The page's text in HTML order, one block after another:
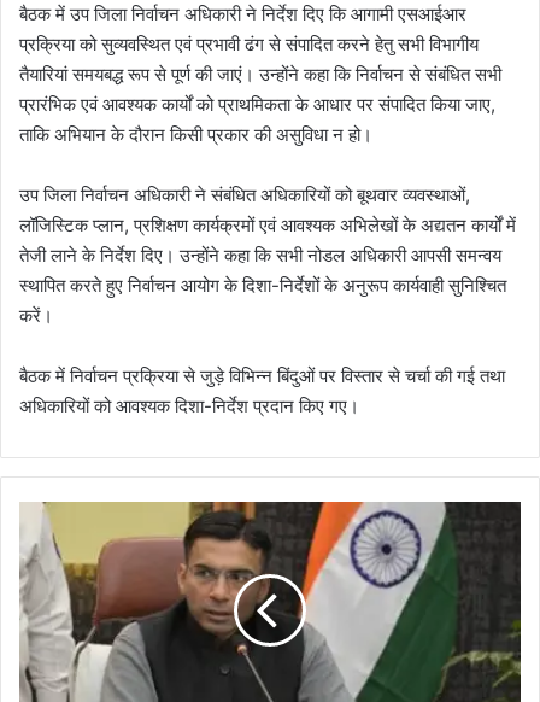
बैठक में उप जिला निर्वाचन अधिकारी ने निर्देश दिए कि आगामी एसआईआर
प्रक्रिया को सुव्यवस्थित एवं प्रभावी ढंग से संपादित करने हेतु सभी विभागीय
तैयारियां समयबद्ध रूप से पूर्ण की जाएं। उन्होंने कहा कि निर्वाचन से संबंधित सभी
प्रारंभिक एवं आवश्यक कार्यों को प्राथमिकता के आधार पर संपादित किया जाए,
ताकि अभियान के दौरान किसी प्रकार की असुविधा न हो।
उप जिला निर्वाचन अधिकारी ने संबंधित अधिकारियों को बूथवार व्यवस्थाओं,
लॉजिस्टिक प्लान, प्रशिक्षण कार्यक्रमों एवं आवश्यक अभिलेखों के अद्यतन कार्यों में
तेजी लाने के निर्देश दिए। उन्होंने कहा कि सभी नोडल अधिकारी आपसी समन्वय
स्थापित करते हुए निर्वाचन आयोग के दिशा-निर्देशों के अनुरूप कार्यवाही सुनिश्चित
करें।
बैठक में निर्वाचन प्रक्रिया से जुड़े विभिन्न बिंदुओं पर विस्तार से चर्चा की गई तथा
अधिकारियों को आवश्यक दिशा-निर्देश प्रदान किए गए।
म
या
यो
ज
ना
से